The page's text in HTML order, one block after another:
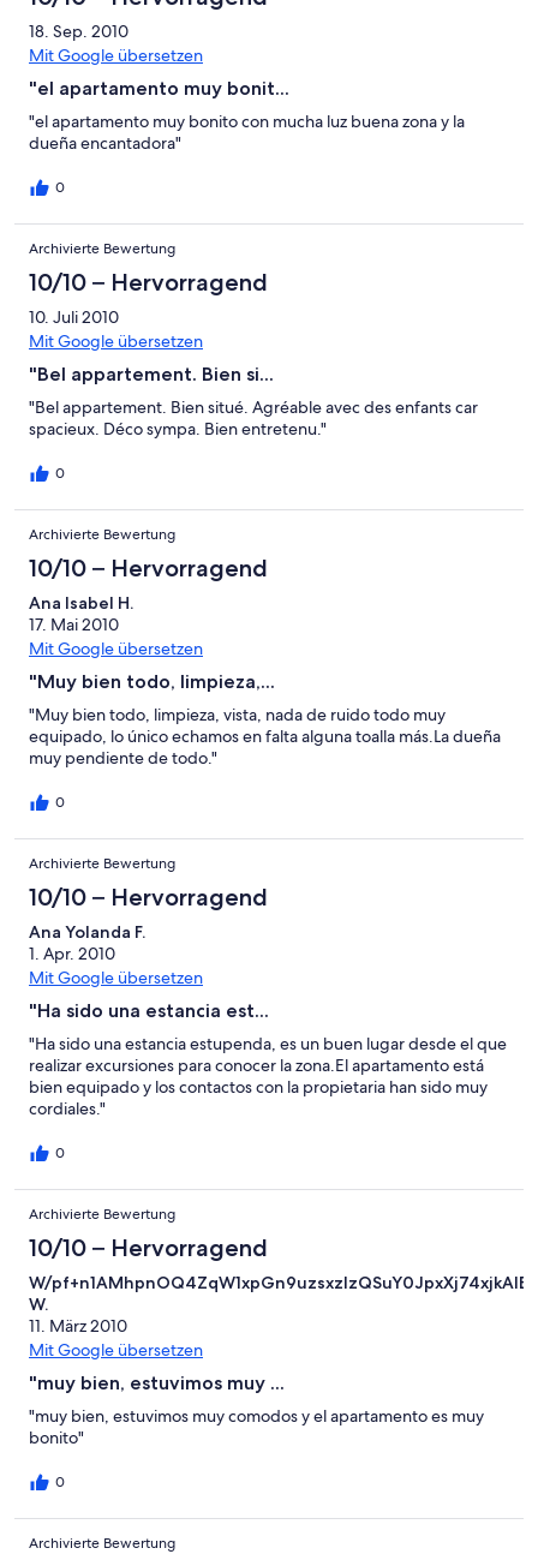
18. Sep. 2010
Mit Google übersetzen
"el apartamento muy bonit...
"el apartamento muy bonito con mucha luz buena zona y la
dueña encantadora"
0
Archivierte Bewertung
10/10 – Hervorragend
10. Juli 2010
Mit Google übersetzen
"Bel appartement. Bien si...
"Bel appartement. Bien situé. Agréable avec des enfants car
spacieux. Déco sympa. Bien entretenu."
0
Archivierte Bewertung
10/10 – Hervorragend
Ana Isabel H.
17. Mai 2010
Mit Google übersetzen
"Muy bien todo, limpieza,...
"Muy bien todo, limpieza, vista, nada de ruido todo muy
equipado, lo único echamos en falta alguna toalla más.La dueña
muy pendiente de todo."
0
Archivierte Bewertung
10/10 – Hervorragend
Ana Yolanda F.
1. Apr. 2010
Mit Google übersetzen
"Ha sido una estancia est...
"Ha sido una estancia estupenda, es un buen lugar desde el que
realizar excursiones para conocer la zona.El apartamento está
bien equipado y los contactos con la propietaria han sido muy
cordiales."
0
Archivierte Bewertung
10/10 – Hervorragend
W/
W.
11. März 2010
Mit Google übersetzen
"muy bien, estuvimos muy ...
"muy bien, estuvimos muy comodos y el apartamento es muy
bonito"
0
Archivierte Bewertung